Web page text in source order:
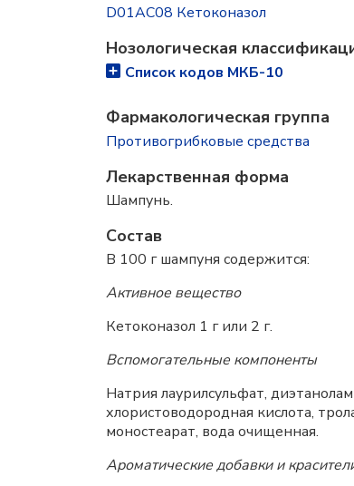
D01AC08 Кетоконазол
Нозологическая
Список кодов МКБ-10
Фармакологическая группа
Противогрибковые средства
Лекарственная форма
Шампунь.
Состав
В 100 г шампуня содержится:
Активное вещество
Кетоконазол 1 г или 2 г.
Вспомогательные компоненты
Натрия лаурилсульфат,
хлористоводородная кислота,
моностеарат, вода очищенная.
Ароматические добавки и